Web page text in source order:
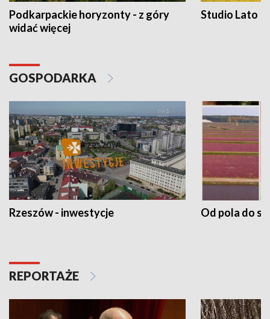
Podkarpackie horyzonty - z góry
widać więcej
Studio Lato
GOSPODARKA
Rzeszów - inwestycje Od pola do
REPORTAŻE